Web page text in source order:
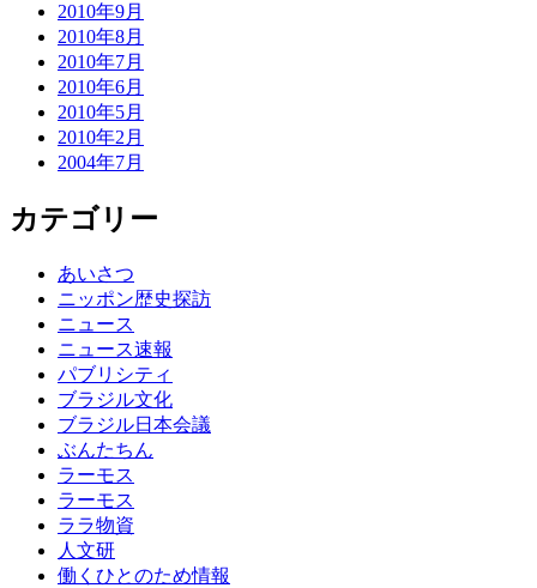
2010年9月
2010年8月
2010年7月
2010年6月
2010年5月
2010年2月
2004年7月
カテゴリー
あいさつ
ニッポン歴史探訪
ニュース
ニュース速報
パブリシティ
ブラジル文化
ブラジル日本会議
ぶんたちん
ラーモス
ラーモス
ララ物資
人文研
働くひとのため情報